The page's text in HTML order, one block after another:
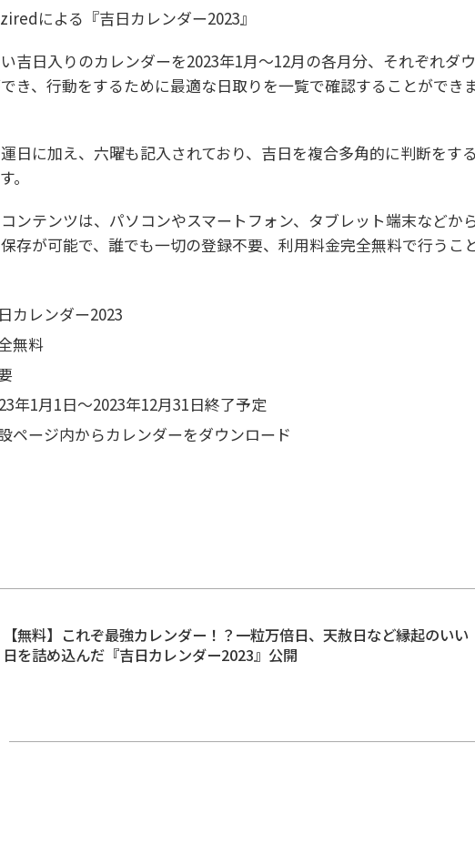
による『吉日カレンダー2023』
吉日入りのカレンダーを2023年1月〜12月の各月分、それぞれダウ
き、行動をするために最適な日取りを一覧で確認することができ
日に加え、六曜も記入されており、吉日を複合多角的に判断をする
。
ンテンツは、パソコンやスマートフォン、タブレット端末などか
存が可能で、誰でも一切の登録不要、利用料金完全無料で行うこ
カレンダー2023
無料
年1月1日～2023年12月31日終了予定
ページ内からカレンダーをダウンロード
【無料】これぞ最強カレンダー！？一粒万倍日、天赦日など縁起のいい
日を詰め込んだ『吉日カレンダー2023』公開